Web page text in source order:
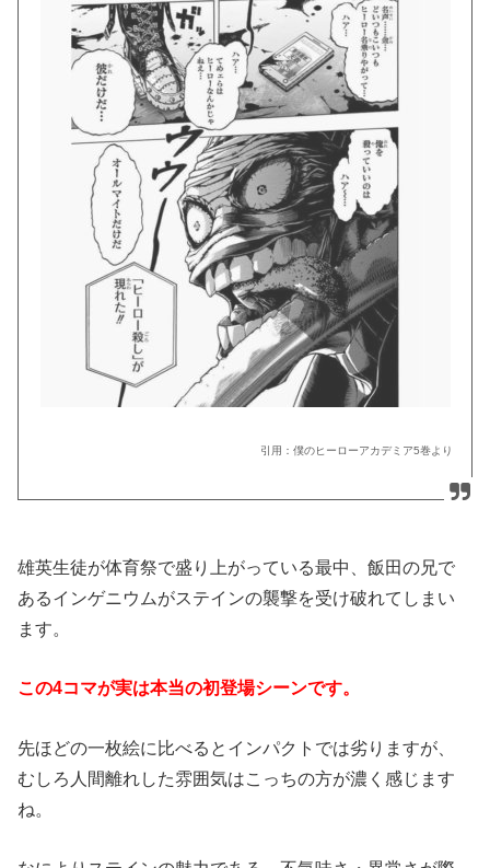
引用：僕のヒーローアカデミア5巻より
雄英生徒が体育祭で盛り上がっている最中、飯田の兄で
あるインゲニウムがステインの襲撃を受け破れてしまい
ます。
この4コマが実は本当の初登場シーンです。
先ほどの一枚絵に比べるとインパクトでは劣りますが、
むしろ人間離れした雰囲気はこっちの方が濃く感じます
ね。